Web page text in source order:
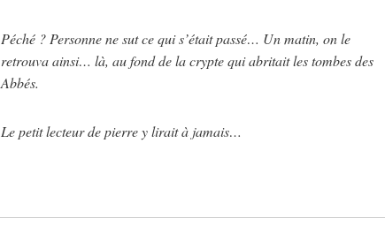
Péché ? Personne ne sut ce qui s’était passé… Un matin, on le
retrouva ainsi… là, au fond de la crypte qui abritait les tombes des
Abbés.
Le petit lecteur de pierre y lirait à jamais…